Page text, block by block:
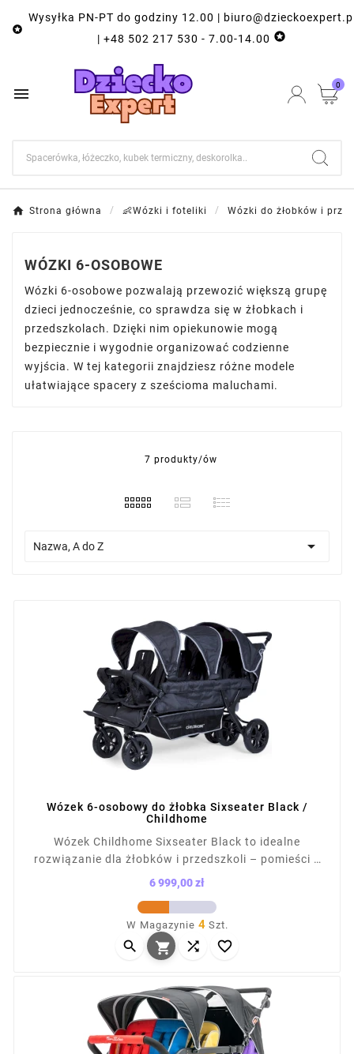

Wysyłka PN-PT do godziny 12.00 |
| +48 502 217 530 - 7.00-14.00 
 0
Strona główna 👶Wózki i foteliki Wózki do żłobków i
WÓZKI 6-OSOBOWE
Wózki 6-osobowe pozwalają przewozić większą grupę
dzieci jednocześnie, co sprawdza się w żłobkach i
przedszkolach. Dzięki nim opiekunowie mogą
bezpiecznie i wygodnie organizować codzienne
wyjścia. W tej kategorii znajdziesz różne modele
ułatwiające spacery z sześcioma maluchami.
7 produkty/ów
Nazwa, A do Z 
Wózek 6-osobowy do żłobka Sixseater Black /
Childhome
Wózek Childhome Sixseater Black to idealne
rozwiązanie dla żłobków i przedszkoli – pomieści 6
dzieci (od 6 mies., do 15 kg każde). Wyposażony w 5-
kieszeniami, centralny hamulec nożny i rączkę z eko
skóry. Ma obrotowe koła z blokadą i odblaskowe
elementy zwiększające bezpieczeństwo.
6 999,00 zł
W Magazynie 4Szt.
   